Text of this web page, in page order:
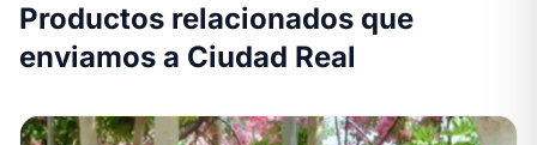
Productos relacionados que
enviamos a Ciudad Real